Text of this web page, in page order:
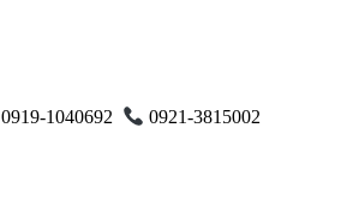
0919-1040692 0921-3815002